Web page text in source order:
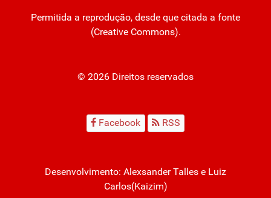
Permitida a reprodução, desde que citada a fonte
(Creative Commons).
© 2026 Direitos reservados
Facebook RSS
Desenvolvimento: Alexsander Talles e Luiz
Carlos(Kaizim)